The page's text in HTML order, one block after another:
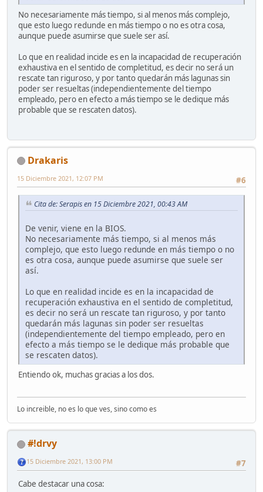
No necesariamente más tiempo, si al menos más complejo,
que esto luego redunde en más tiempo o no es otra cosa,
aunque puede asumirse que suele ser así.
Lo que en realidad incide es en la incapacidad de recuperación
exhaustiva en el sentido de completitud, es decir no será un
rescate tan riguroso, y por tanto quedarán más lagunas sin
poder ser resueltas (independientemente del tiempo
empleado, pero en efecto a más tiempo se le dedique más
probable que se rescaten datos).
Drakaris
#6
15 Diciembre 2021, 12:07 PM
Cita de: Serapis en 15 Diciembre 2021, 00:43 AM
De venir, viene en la BIOS.
No necesariamente más tiempo, si al menos más
complejo, que esto luego redunde en más tiempo o no
es otra cosa, aunque puede asumirse que suele ser
así.
Lo que en realidad incide es en la incapacidad de
recuperación exhaustiva en el sentido de completitud,
es decir no será un rescate tan riguroso, y por tanto
quedarán más lagunas sin poder ser resueltas
(independientemente del tiempo empleado, pero en
efecto a más tiempo se le dedique más probable que
se rescaten datos).
Entiendo ok, muchas gracias a los dos.
Lo increible, no es lo que ves, sino como es
#!drvy
#7
15 Diciembre 2021, 13:00 PM
Cabe destacar una cosa: